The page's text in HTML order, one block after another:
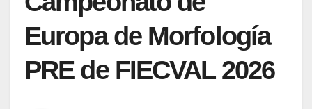
Europa de Morfología
PRE de FIECVAL 2026